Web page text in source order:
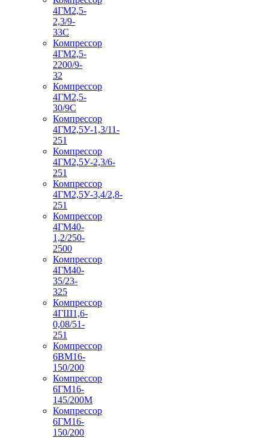
4ГМ2,5-
2,3/9-
33С
Компрессор
4ГМ2,5-
2200/9-
32
Компрессор
4ГМ2,5-
30/9С
Компрессор
4ГМ2,5У-1,3/11-
251
Компрессор
4ГМ2,5У-2,3/6-
251
Компрессор
4ГМ2,5У-3,4/2,8-
251
Компрессор
4ГМ40-
1,2/250-
2500
Компрессор
4ГМ40-
35/23-
325
Компрессор
4ГШ1,6-
0,08/51-
251
Компрессор
6ВМ16-
150/200
Компрессор
6ГМ16-
145/200М
Компрессор
6ГМ16-
150/200